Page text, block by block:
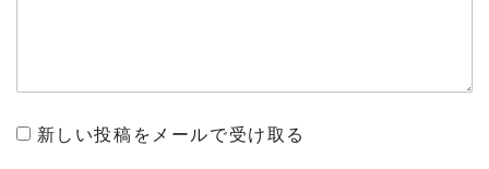
新しい投稿をメールで受け取る